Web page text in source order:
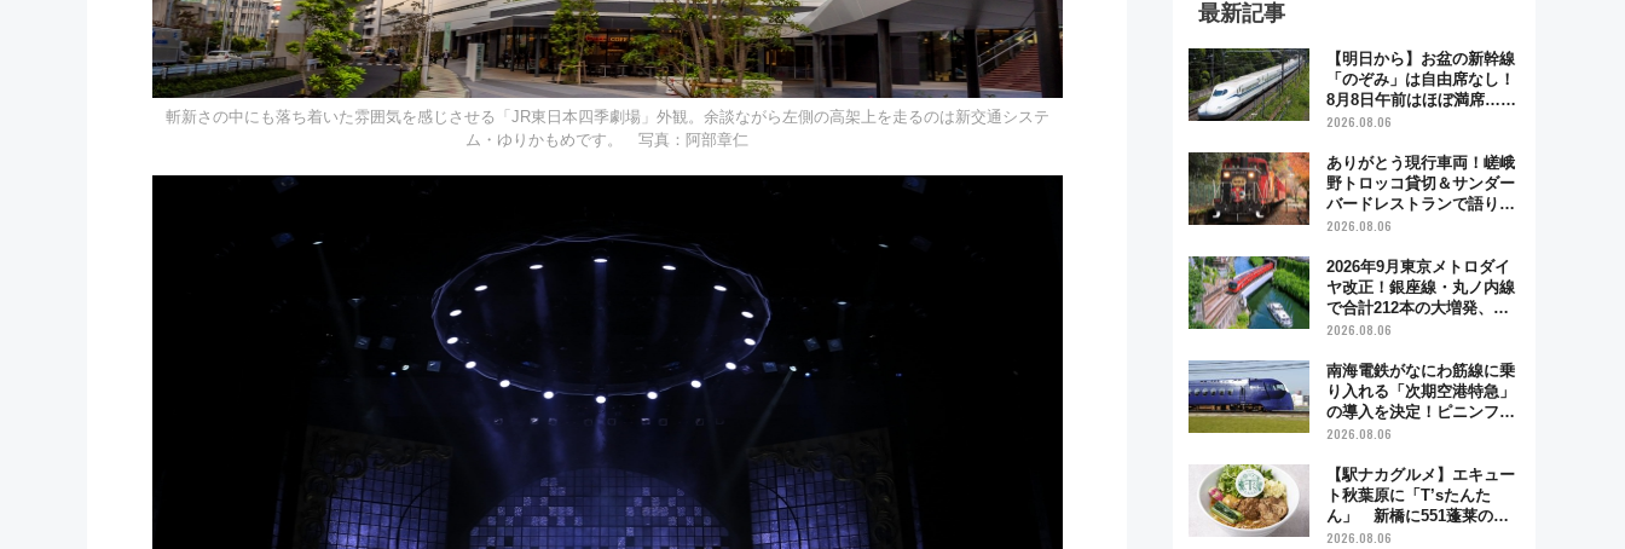
斬新さの中にも落ち着いた雰囲気を感じさせる「JR東日本四季劇場」外観。余談ながら左側の高架上を走るのは新交通システ
ム・ゆりかもめです。 写真：阿部章仁
最新記事
【明日から】お盆の新幹線
「のぞみ」は自由席なし！
8月8日午前はほぼ満席…で
も数時間ズラせば空きが見
「空席」探しのコツ
2026.08.06
ありがとう現行車両！嵯峨
野トロッコ貸切＆サンダー
バードレストランで語り合
う秋の京都 斉藤雪乃＆福
日「京都の鉄道満喫ツア
ー」開催
2026.08.06
2026年9月東京メトロダイ
ヤ改正！銀座線・丸ノ内線
で合計212本の大増発、混
雑緩和に期待
2026.08.06
南海電鉄がなにわ筋線に乗
り入れる「次期空港特急」
の導入を決定！ピニンファ
リーナによる日本初の鉄道
2026.08.06
【駅ナカグルメ】エキュー
ト秋葉原に「T’sたんた
ん」 新橋に551蓬莱の
DNAを継ぐ「東京豚饅」、
2026.08.06